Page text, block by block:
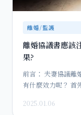
離婚/監護
離婚協議書應該
果?
前言： 夫妻協議離
有什麼效力呢？ 首
2025.01.06